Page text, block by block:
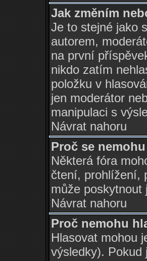
Jak změním
Je to stejné jako
autorem,
na první
nikdo zatím
položku v
jen moderátor
manipulaci s
Návrat nahoru
Proč se
Některá fóra
čtení, prohlížení,
může poskytnout
Návrat nahoru
Proč nemohu
Hlasovat mohou
výsledky). Pokud